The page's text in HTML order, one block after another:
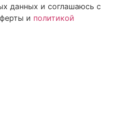
данных и соглашаюсь c
и политикой